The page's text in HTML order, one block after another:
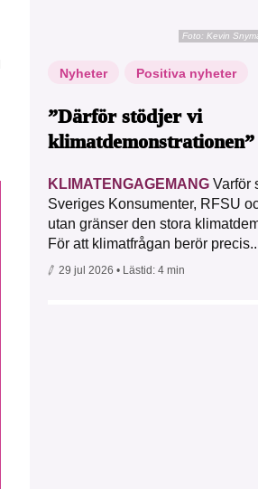
Foto: Kevin
Nyheter Positiva nyheter
”Därför stödjer vi
klimatdemonstrationen”
KLIMATENGAGEMANG Varför
Sveriges Konsumenter, RFSU
utan gränser den stora
För att klimatfrågan berör
29 jul 2026 • Lästid: 4 min